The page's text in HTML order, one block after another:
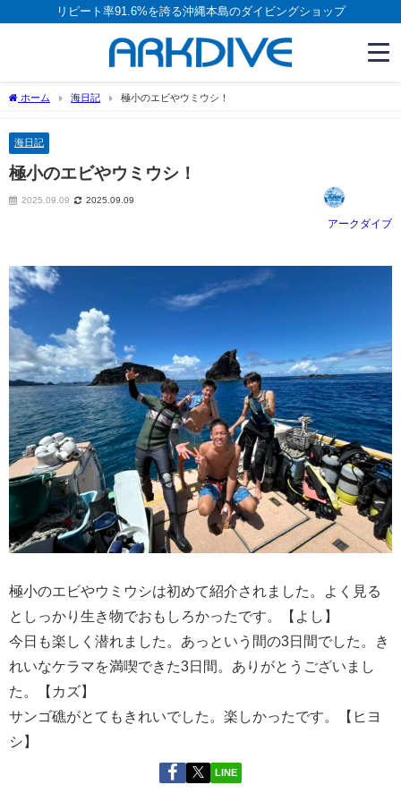
リピート率91.6%を誇る沖縄本島のダイビングショップ
ホーム 海日記 極小のエビやウミウシ！
海日記
極小のエビやウミウシ！
2025.09.09 2025.09.09
アークダイブ
極小のエビやウミウシは初めて紹介されました。よく見る
としっかり生き物でおもしろかったです。【よし】
今日も楽しく潜れました。あっという間の3日間でした。き
れいなケラマを満喫できた3日間。ありがとうございまし
た。【カズ】
サンゴ礁がとてもきれいでした。楽しかったです。【ヒヨ
シ】
LINE